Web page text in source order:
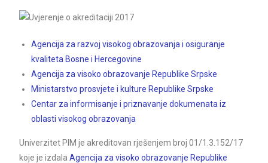
Agencija za razvoj visokog obrazovanja i osiguranje
kvaliteta Bosne i Hercegovine
Agencija za visoko obrazovanje Republike Srpske
Ministarstvo prosvjete i kulture Republike Srpske
Centar za informisanje i priznavanje dokumenata iz
oblasti visokog obrazovanja
Univerzitet PIM je akreditovan rješenjem broj 01/1.3.152/17
koje je izdalaAgencija za visoko obrazovanje Republike